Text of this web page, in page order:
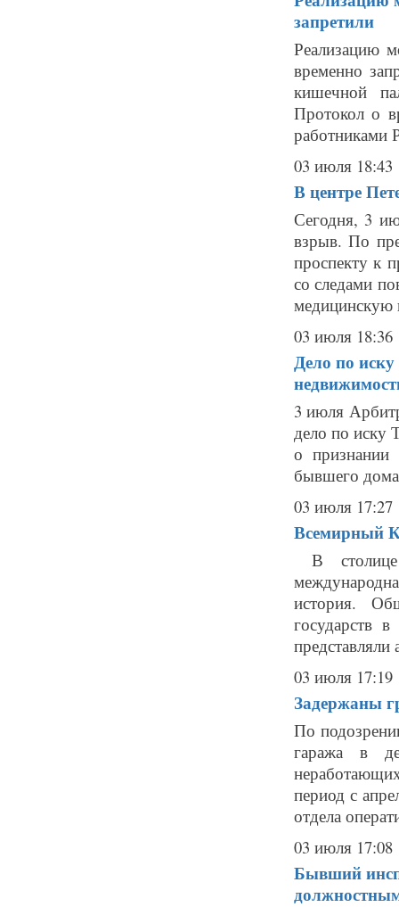
запретили
Реализацию
временно
кишечной
Протокол о
работниками
03 июля 18:43
В центре
Сегодня, 3
взрыв. По
проспекту к
со следами
03 июля 18:36
Дело по
3 июля
дело по
о признании
бывшего
03 июля 17:27
Всемирный
В столице
история.
государств
03 июля 17:19
Задержаны
По
гаража в
период с
отдела
03 июля 17:08
Бывший